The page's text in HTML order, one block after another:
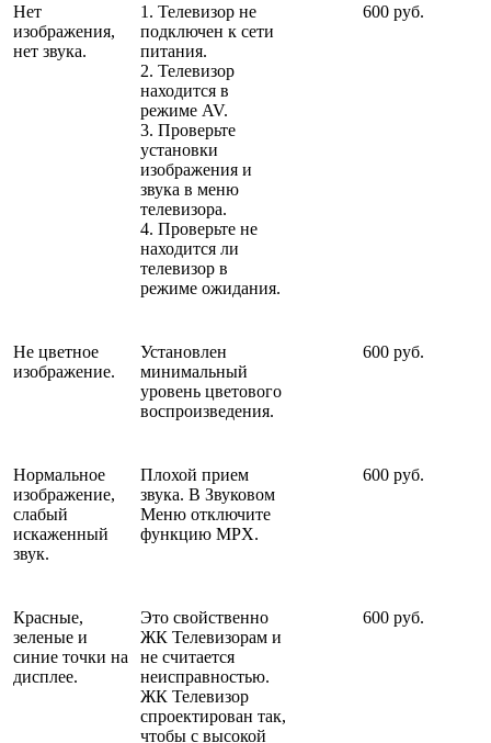
Нет
изображения,
нет звука.
1. Телевизор не
подключен к сети
питания.
2. Телевизор
находится в
режиме AV.
3. Проверьте
установки
изображения и
звука в меню
телевизора.
4. Проверьте не
находится ли
телевизор в
режиме ожидания.
600 руб.
Не цветное
изображение.
Установлен
минимальный
уровень цветового
воспроизведения.
600 руб.
Нормальное
изображение,
слабый
искаженный
звук.
Плохой прием
звука. В Звуковом
Меню отключите
функцию MPX.
600 руб.
Красные,
зеленые и
синие точки на
дисплее.
Это свойственно
ЖК Телевизорам и
не считается
неисправностью.
ЖК Телевизор
спроектирован так,
чтобы с высокой
600 руб.